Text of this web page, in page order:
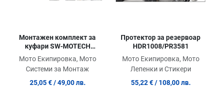
Монтажен комплект за
куфари SW-MOTECH
Adapter Kit for EVO Side
Carriers ADV
Мото Екипировка, Мото
Системи за Монтаж
25,05 € / 49,00 лв.
Протектор за резервоар
HDR1008/PR3581
Мото Екипировка, Мото
Лепенки и Стикери
55,22 € / 108,00 лв.